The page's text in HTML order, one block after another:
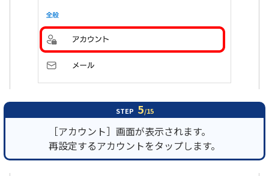
STEP 5/15
［アカウント］画面が表示されます。
再設定するアカウントをタップします。